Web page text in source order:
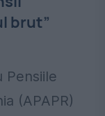
brut”
Pensiile
(APAPR)